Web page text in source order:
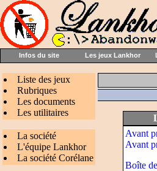
Infos du site Les jeux Lankhor
Liste des jeux
Rubriques
Les documents
Les utilitaires
La société
L'équipe Lankhor
La société Corélane
Avant
Avant
Boîte